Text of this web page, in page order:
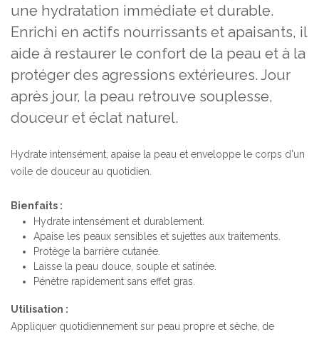
une hydratation immédiate et durable.
Enrichi en actifs nourrissants et apaisants, il
aide à restaurer le confort de la peau et à la
protéger des agressions extérieures. Jour
après jour, la peau retrouve souplesse,
douceur et éclat naturel.
Hydrate intensément, apaise la peau et enveloppe le corps d'un
voile de douceur au quotidien.
Bienfaits :
Hydrate intensément et durablement.
Apaise les peaux sensibles et sujettes aux traitements.
Protège la barrière cutanée.
Laisse la peau douce, souple et satinée.
Pénètre rapidement sans effet gras.
Utilisation :
Appliquer quotidiennement sur peau propre et sèche, de